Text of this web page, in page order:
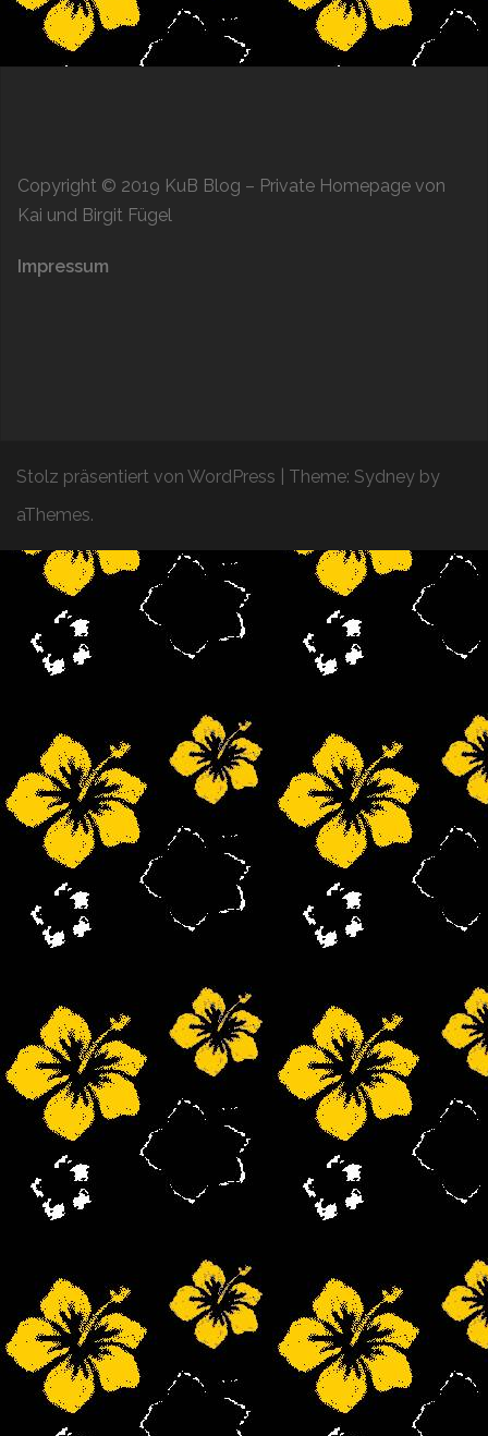
Copyright © 2019 KuB Blog – Private Homepage von
Kai und Birgit Fügel
Impressum
Stolz präsentiert von WordPress Theme: Sydney by
aThemes.